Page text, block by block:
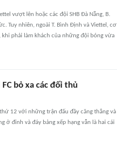
vượt lên hoặc các đội SHB Đà Nẵng, B.
Tuy nhiên, ngoài T. Bình Định và Viettel, cơ
phải làm khách của những đội bóng vừa
bỏ xa các đối thủ
12 với những trận đấu đầy căng thẳng và
ở đỉnh và đáy bảng xếp hạng vẫn là hai cái